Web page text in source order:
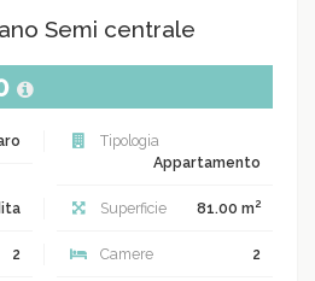
Semi centrale
Tipologia
Appartamento
Superficie 81.00 m2
2 Camere 2